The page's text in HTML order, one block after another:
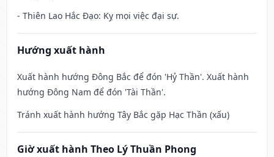
- Thiên Lao Hắc Đạo: Kỵ mọi việc đại sự.
Hướng xuất hành
Xuất hành hướng Đông Bắc để đón 'Hỷ Thần'. Xuất hành
hướng Đông Nam để đón 'Tài Thần'.
Tránh xuất hành hướng Tây Bắc gặp Hạc Thần (xấu)
Giờ xuất hành Theo Lý Thuần Phong